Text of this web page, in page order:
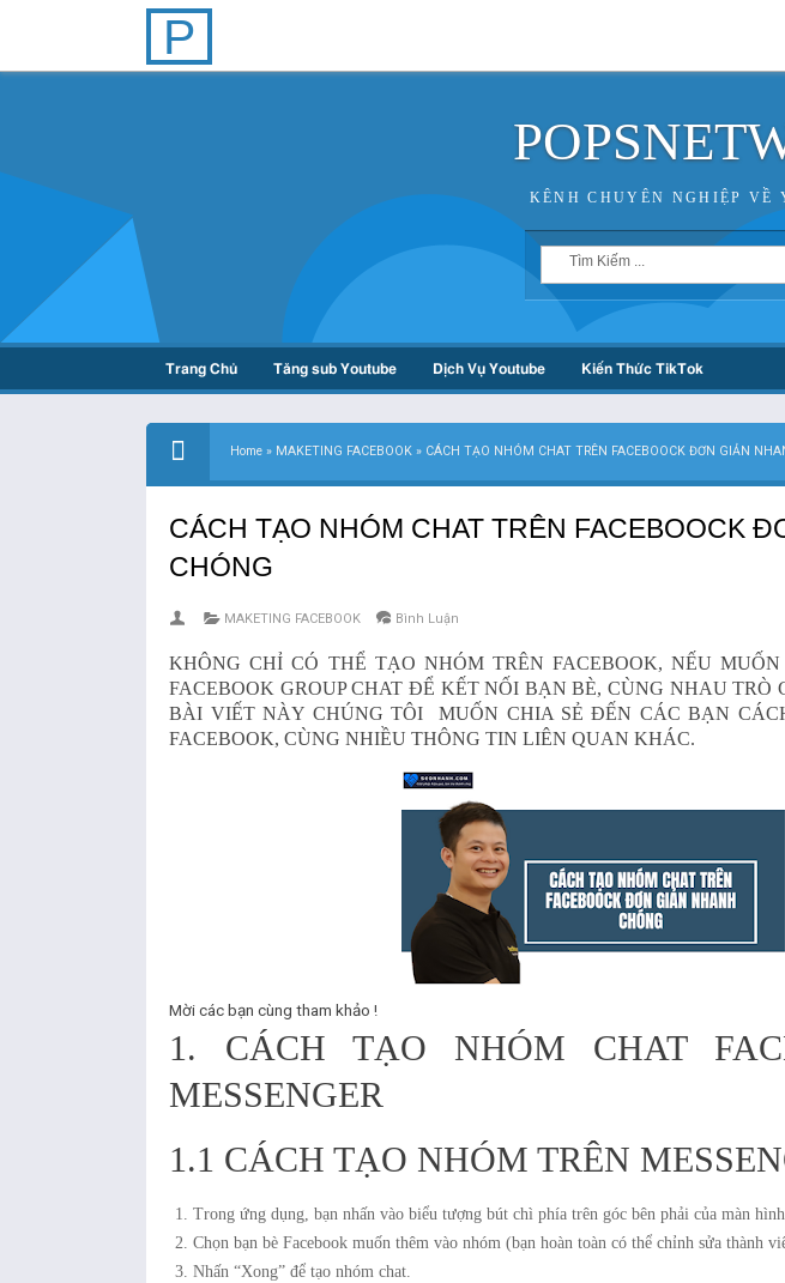
P
KÊNH CHUYÊN NGHIỆP VỀ
Trang Chủ Tăng sub Youtube Dịch Vụ Youtube Kiến Thức TikTok
Home » MAKETING FACEBOOK » CÁCH TẠO NHÓM CHAT TRÊN FACEBOOCK ĐƠN GIẢN
CÁCH TẠO NHÓM CHAT TRÊN FACEBOOCK
CHÓNG
MAKETING FACEBOOK Bình Luận
KHÔNG CHỈ CÓ THỂ TẠO NHÓM TRÊN FACEBOOK, NẾU
FACEBOOK GROUP CHAT ĐỂ KẾT NỐI BẠN BÈ, CÙNG NHAU
BÀI VIẾT NÀY CHÚNG TÔI MUỐN CHIA SẺ ĐẾN CÁC BẠN
FACEBOOK, CÙNG NHIỀU THÔNG TIN LIÊN QUAN KHÁC.
Mời các bạn cùng tham khảo !
1. CÁCH TẠO NHÓM CHAT
MESSENGER
1.1 CÁCH TẠO NHÓM TRÊN
Trong ứng dụng, bạn nhấn vào biểu tượng bút chì phía trên góc bên phải của màn
Chọn bạn bè Facebook muốn thêm vào nhóm (bạn hoàn toàn có thể chỉnh sửa thành
Nhấn “Xong” để tạo nhóm chat.